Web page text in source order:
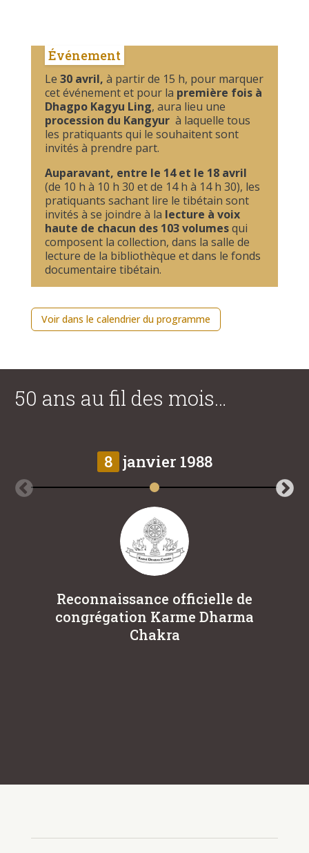
Événement
Le 30 avril, à partir de 15 h, pour marquer
cet événement et pour la première fois à
Dhagpo Kagyu Ling, aura lieu une
procession du Kangyurà laquelle tous
les pratiquants qui le souhaitent sont
invités à prendre part.
Auparavant, entre le 14 et le 18 avril
(de 10 h à 10 h 30 et de 14 h à 14 h 30), les
pratiquants sachant lire le tibétain sont
invités à se joindre à la lecture à voix
haute de chacun des 103 volumesqui
composent la collection, dans la salle de
lecture de la bibliothèque et dans le fonds
documentaire tibétain.
Voir dans le calendrier du programme
50 ans au fil des mois…
Reconnaissance officielle de
congrégation Karme Dharma
Chakra
8 janvier 1988